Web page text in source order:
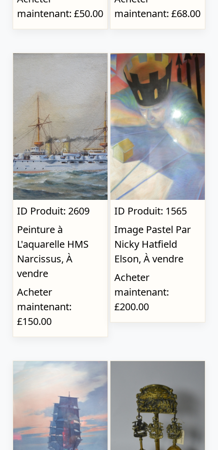
maintenant: £50.00
maintenant: £68.00
ID Produit: 2609
Peinture à
L'aquarelle HMS
Narcissus, À
vendre
Acheter
maintenant:
£150.00
ID Produit: 1565
Image Pastel Par
Nicky Hatfield
Elson, À vendre
Acheter
maintenant:
£200.00